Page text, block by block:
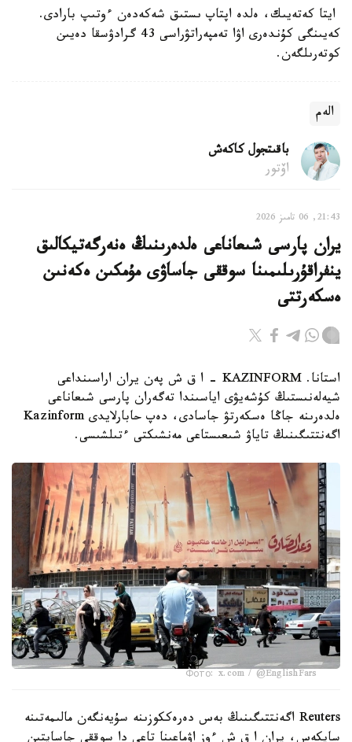
ايتا كەتەيىك، ەلدە اپتاپ ىستىق شەكەدەن ءوتىپ بارادى.
كەيىنگى كۇندەرى اۋا تەمپەراتۋراسى 43 گرادۋسقا دەيىن
كوتەرىلگەن.
الەم
باقىتجول كاكەش
اۆتور
21:43, 06 تامىز 2026
يران پارسى شىعاناعى ەلدەرىنىڭ ەنەرگەتيكالىق
ينفراقۇرىلىمىنا سوققى جاساۋى مۇمكىن ەكەنىن
ەسكەرتتى
استانا. KAZINFORM - ا ق ش پەن يران اراسىنداعى
شيەلەنىستىڭ كۇشەيۋى اياسىندا تەگەران پارسى شىعاناعى
ەلدەرىنە جاڭا ەسكەرتۋ جاسادى، دەپ حابارلايدى Kazinform
اگەنتتىگىنىڭ تاياۋ شىعىستاعى مەنشىكتى ءتىلشىسى.
Фото: x.com / @EnglishFars
Reuters اگەنتتىگىنىڭ بەس دەرەككوزىنە سۇيەنگەن مالىمەتىنە